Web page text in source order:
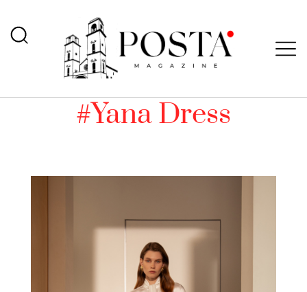
#Yana Dress